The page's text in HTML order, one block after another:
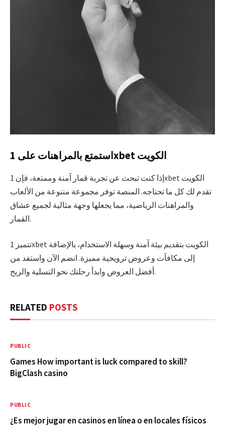
استمتع بالمراهنات على 1xbet الكويت
إذا كنت تبحث عن تجربة قمار آمنة وممتعة، فإن 1xbet الكويت
تقدم لك كل ما تحتاجه. المنصة توفر مجموعة متنوعة من الألعاب
والمراهنات الرياضية، مما يجعلها وجهة مثالية لجميع عشاق
القمار.
تتميز 1xbet الكويت بتقديم بيئة آمنة وسهلة الاستخدام، بالإضافة
إلى مكافآت وعروض ترويجية مميزة. انضم الآن واستفد من
أفضل العروض وابدأ رحلتك نحو التسلية والربح.
RELATED POSTS
PUBLIC
Games How important is luck compared to skill?
BigClash casino
PUBLIC
¿Es mejor jugar en casinos en línea o en locales físicos